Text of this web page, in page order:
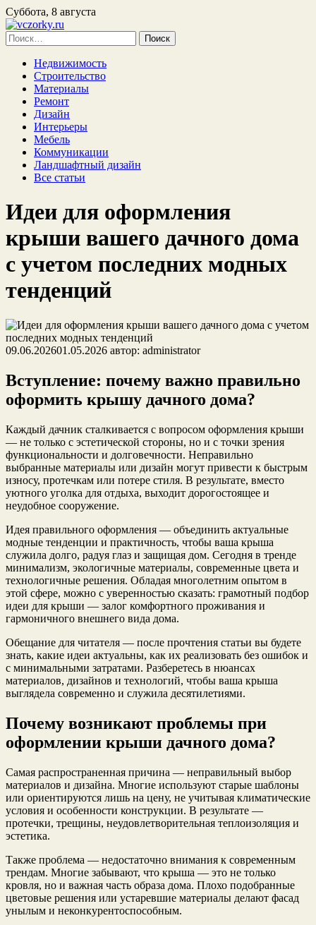
Суббота, 8 августа
Найти:
Недвижимость
Строительство
Материалы
Ремонт
Дизайн
Интерьеры
Мебель
Коммуникации
Ландшафтный дизайн
Все статьи
Идеи для оформления
крыши вашего дачного дома
с учетом последних модных
тенденций
09.06.202601.05.2026 автор: administrator
Вступление: почему важно правильно
оформить крышу дачного дома?
Каждый дачник сталкивается с вопросом оформления крыши
— не только с эстетической стороны, но и с точки зрения
функциональности и долговечности. Неправильно
выбранные материалы или дизайн могут привести к быстрым
износу, протечкам или потере стиля. В результате, вместо
уютного уголка для отдыха, выходит дорогостоящее и
неудобное сооружение.
Идея правильного оформления — объединить актуальные
модные тенденции и практичность, чтобы ваша крыша
служила долго, радуя глаз и защищая дом. Сегодня в тренде
минимализм, экологичные материалы, современные цвета и
технологичные решения. Обладая многолетним опытом в
этой сфере, можно с уверенностью сказать: грамотный подбор
идеи для крыши — залог комфортного проживания и
гармоничного внешнего вида дома.
Обещание для читателя — после прочтения статьи вы будете
знать, какие идеи актуальны, как их реализовать без ошибок и
с минимальными затратами. Разберетесь в нюансах
материалов, дизайнов и технологий, чтобы ваша крыша
выглядела современно и служила десятилетиями.
Почему возникают проблемы при
оформлении крыши дачного дома?
Самая распространенная причина — неправильный выбор
материалов и дизайна. Многие используют старые шаблоны
или ориентируются лишь на цену, не учитывая климатические
условия и особенности конструкции. В результате —
протечки, трещины, неудовлетворительная теплоизоляция и
эстетика.
Также проблема — недостаточно внимания к современным
трендам. Многие забывают, что крыша — это не только
кровля, но и важная часть образа дома. Плохо подобранные
цветовые решения или устаревшие материалы делают фасад
унылым и неконкурентоспособным.